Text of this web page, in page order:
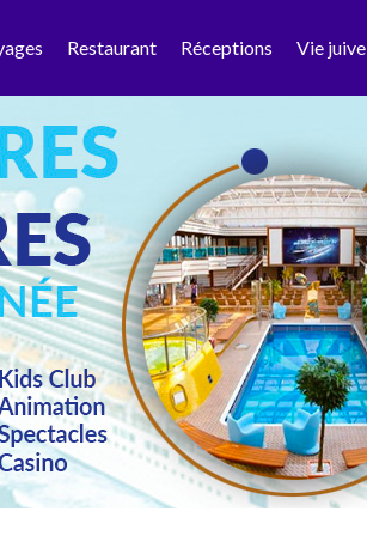
Restaurant Réceptions Vie juive